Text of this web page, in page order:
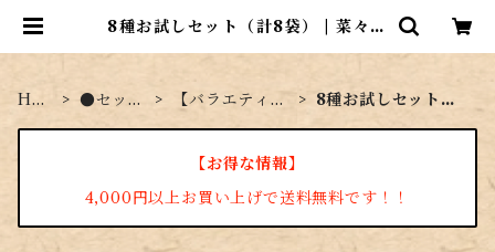
8種お試しセット（計8袋） | 菜々家
HO
●セット
【バラエティセ
8種お試しセット
【お得な情報】
4,000円以上お買い上げで送料無料です！！